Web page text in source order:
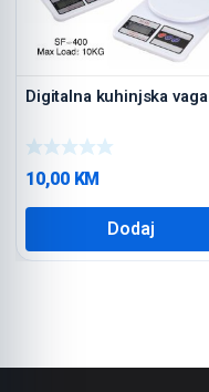
Digitalna kuhinjska vaga
10,00 KM
Dodaj